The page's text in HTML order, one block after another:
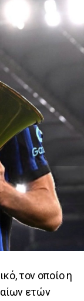
τον οποίο η
ετών